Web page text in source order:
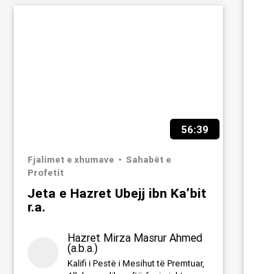
56:39
Fjalimet e xhumave
Sahabët e
Profetit
Jeta e Hazret Ubejj ibn Ka’bit
r.a.
Hazret Mirza Masrur Ahmed
(a.b.a.)
Kalifi i Pestë i Mesihut të Premtuar,